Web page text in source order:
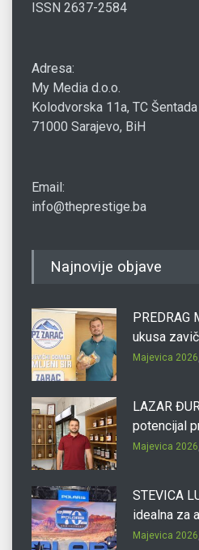
ISSN 2637-2584
Adresa:
My Media d.o.o.
Kolodvorska 11a, TC
71000 Sarajevo, BiH
Email:
info@theprestige.ba
Najnovije objave
PREDRAG
ukusa
Majevica 2026
LAZAR
potencijal
Majevica 2026
STEVICA
idealna za
Majevica 2026